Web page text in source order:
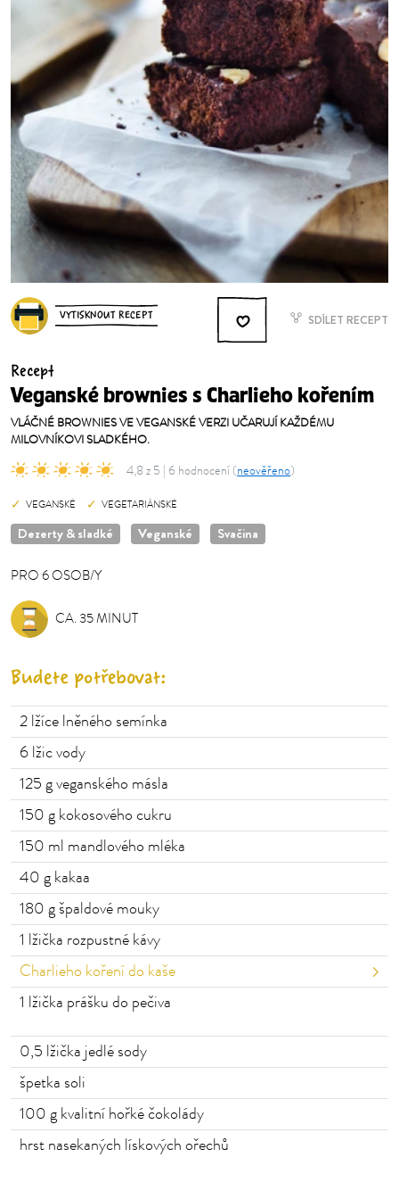
VYTISKNOUT RECEPT SDÍLET RECEPT
Recept
Veganské brownies s Charlieho kořením
VLÁČNÉ BROWNIES VE VEGANSKÉ VERZI UČARUJÍ KAŽDÉMU
MILOVNÍKOVI SLADKÉHO.
4,8 z 5 | 6 hodnocení (neověřeno)
VEGANSKÉ VEGETARIÁNSKÉ
Dezerty & sladké Veganské Svačina
PRO6OSOB/Y
OSOB/Y
CA. 35 MINUT
Budete potřebovat:
2 lžíce lněného semínka
6 lžic vody
125 g veganského másla
150 g kokosového cukru
150 ml mandlového mléka
40 g kakaa
180 g špaldové mouky
1 lžička rozpustné kávy
Charlieho koření do kaše
1 lžička prášku do pečiva
0,5 lžička jedlé sody
špetka soli
100 g kvalitní hořké čokolády
hrst nasekaných lískových ořechů